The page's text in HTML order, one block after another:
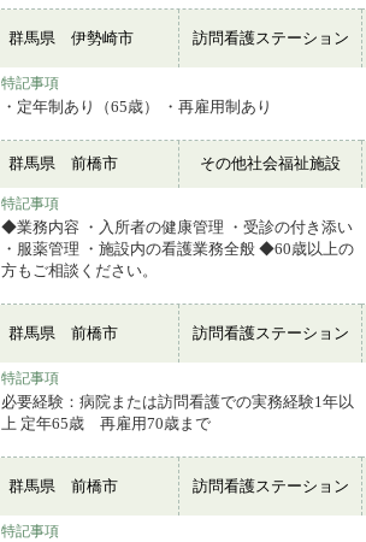
群馬県 伊勢崎市 訪問看護ステーション
特記事項
・定年制あり（65歳） ・再雇用制あり
群馬県 前橋市 その他社会福祉施設
特記事項
◆業務内容 ・入所者の健康管理 ・受診の付き添い
・服薬管理 ・施設内の看護業務全般 ◆60歳以上の
方もご相談ください。
群馬県 前橋市 訪問看護ステーション
特記事項
必要経験：病院または訪問看護での実務経験1年以
上 定年65歳 再雇用70歳まで
群馬県 前橋市 訪問看護ステーション
特記事項